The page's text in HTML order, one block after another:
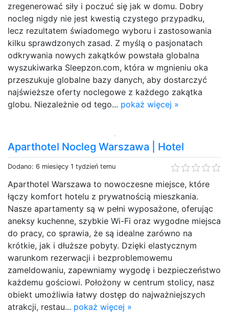
zregenerować siły i poczuć się jak w domu. Dobry
nocleg nigdy nie jest kwestią czystego przypadku,
lecz rezultatem świadomego wyboru i zastosowania
kilku sprawdzonych zasad. Z myślą o pasjonatach
odkrywania nowych zakątków powstała globalna
wyszukiwarka Sleepzon.com, która w mgnieniu oka
przeszukuje globalne bazy danych, aby dostarczyć
najświeższe oferty noclegowe z każdego zakątka
globu. Niezależnie od tego... pokaż więcej »
Aparthotel Nocleg Warszawa | Hotel
Dodano: 6 miesięcy 1 tydzień temu
Aparthotel Warszawa to nowoczesne miejsce, które
łączy komfort hotelu z prywatnością mieszkania.
Nasze apartamenty są w pełni wyposażone, oferując
aneksy kuchenne, szybkie Wi-Fi oraz wygodne miejsca
do pracy, co sprawia, że są idealne zarówno na
krótkie, jak i dłuższe pobyty. Dzięki elastycznym
warunkom rezerwacji i bezproblemowemu
zameldowaniu, zapewniamy wygodę i bezpieczeństwo
każdemu gościowi. Położony w centrum stolicy, nasz
obiekt umożliwia łatwy dostęp do najważniejszych
atrakcji, restau... pokaż więcej »